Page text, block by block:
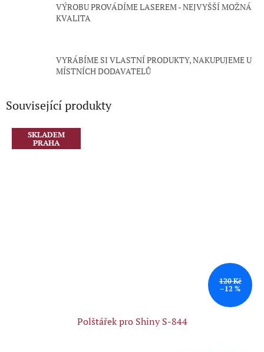
VÝROBU PROVÁDÍME LASEREM - NEJVYŠŠÍ MOŽNÁ
KVALITA
VYRÁBÍME SI VLASTNÍ PRODUKTY, NAKUPUJEME U
MÍSTNÍCH DODAVATELŮ
Související produkty
SKLADEM
PRAHA
120 Kč
–12 %
Polštářek pro Shiny S-844